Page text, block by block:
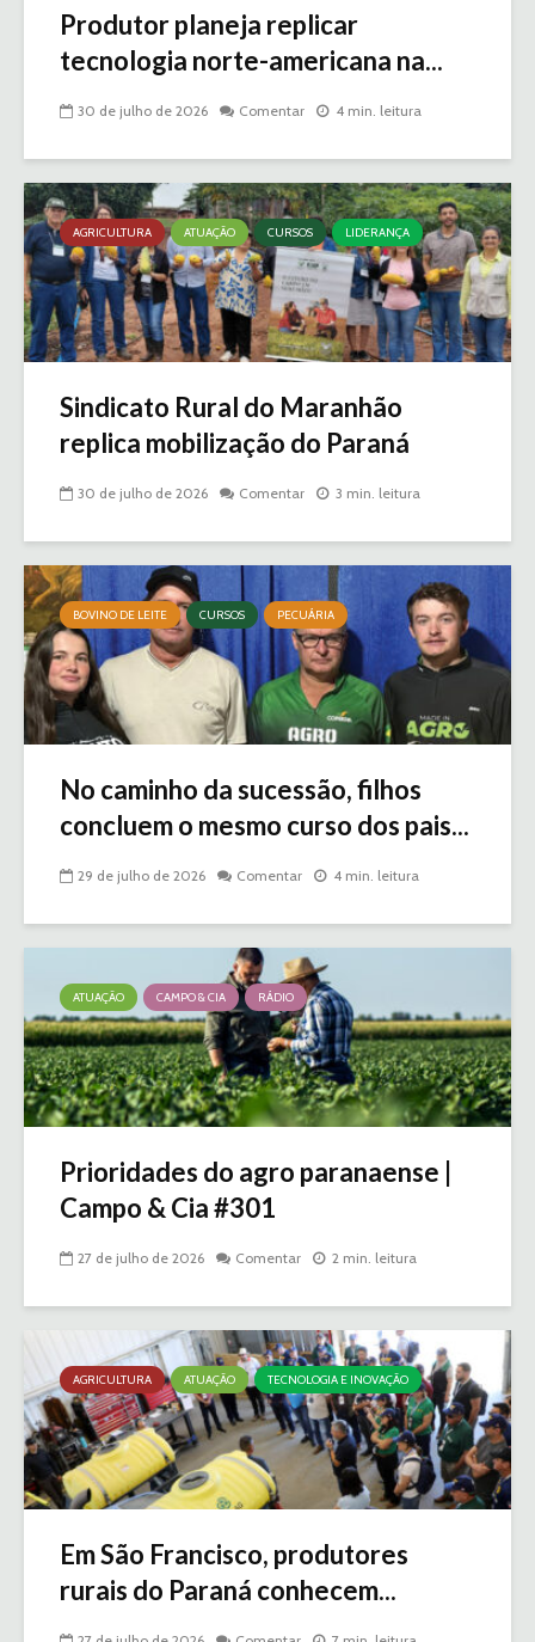
Produtor planeja replicar
tecnologia norte-americana na...
30 de julho de 2026 Comentar 4 min. leitura
AGRICULTURA ATUAÇÃO CURSOS LIDERANÇA
Sindicato Rural do Maranhão
replica mobilização do Paraná
30 de julho de 2026 Comentar 3 min. leitura
BOVINO DE LEITE CURSOS PECUÁRIA
No caminho da sucessão, filhos
concluem o mesmo curso dos pais...
29 de julho de 2026 Comentar 4 min. leitura
ATUAÇÃO CAMPO & CIA RÁDIO
Prioridades do agro paranaense |
Campo & Cia #301
27 de julho de 2026 Comentar 2 min. leitura
AGRICULTURA ATUAÇÃO TECNOLOGIA E INOVAÇÃO
Em São Francisco, produtores
rurais do Paraná conhecem...